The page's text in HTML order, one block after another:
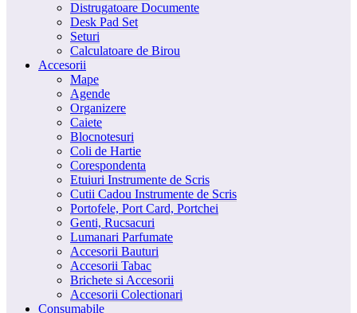
Distrugatoare Documente
Desk Pad Set
Seturi
Calculatoare de Birou
Accesorii
Mape
Agende
Organizere
Caiete
Blocnotesuri
Coli de Hartie
Corespondenta
Etuiuri Instrumente de Scris
Cutii Cadou Instrumente de Scris
Portofele, Port Card, Portchei
Genti, Rucsacuri
Lumanari Parfumate
Accesorii Bauturi
Accesorii Tabac
Brichete si Accesorii
Accesorii Colectionari
Consumabile